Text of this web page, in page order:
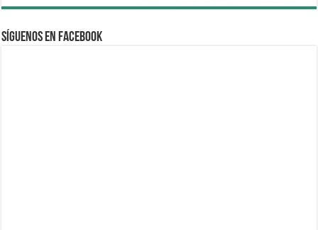
Síguenos en Facebook